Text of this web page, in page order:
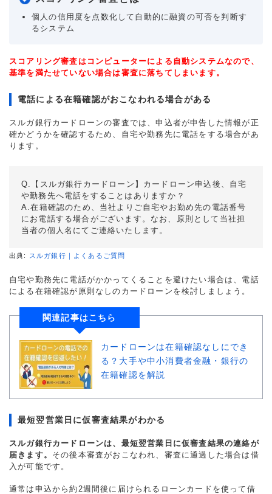
個人の信用度を点数化して自動的に融資の可否を判断す
るシステム
スコアリング審査はコンピューターによる自動システムなので、
基準を満たせていない場合は審査に落ちてしまいます。
電話による在籍確認がおこなわれる場合がある
スルガ銀行カードローンの審査では、申込者が申告した情報が正
確かどうかを確認するため、自宅や勤務先に電話をする場合があ
ります。
Q.【スルガ銀行カードローン】カードローン申込後、自宅
や勤務先へ電話をすることはありますか？
A.在籍確認のため、当社よりご自宅やお勤め先の電話番号
にお電話する場合がございます。なお、原則として当社担
当者の個人名にてご連絡いたします。
出典: スルガ銀行｜よくあるご質問
自宅や勤務先に電話がかかってくることを避けたい場合は、電話
による在籍確認が原則なしのカードローンを検討しましょう。
関連記事はこちら
カードローンは在籍確認なしにでき
る？大手や中小消費者金融・銀行の
在籍確認を解説
最短翌営業日に仮審査結果がわかる
スルガ銀行カードローンは、最短翌営業日に仮審査結果の連絡が
届きます。 その後本審査がおこなわれ、審査に通過した場合は借
入が可能です。
通常は申込から約2週間後に届けられるローンカードを使って借